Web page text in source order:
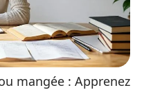
mangée : Apprenez